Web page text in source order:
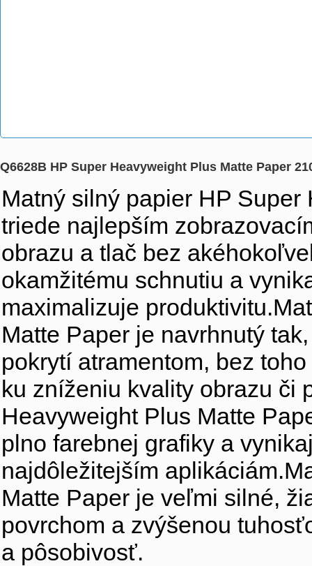
Q6628B HP Super Heavyweight Plus Matte Paper
Matný silný papier HP
triede najlepším
obrazu a tlač bez
okamžitému schnutiu a
maximalizuje
Matte Paper je navrhnutý
pokrytí atramentom, bez
ku zníženiu kvality obrazu či
Heavyweight Plus Matte
plno farebnej grafiky a
najdôležitejším
Matte Paper je veľmi silné,
povrchom a zvýšenou
a pôsobivosť.